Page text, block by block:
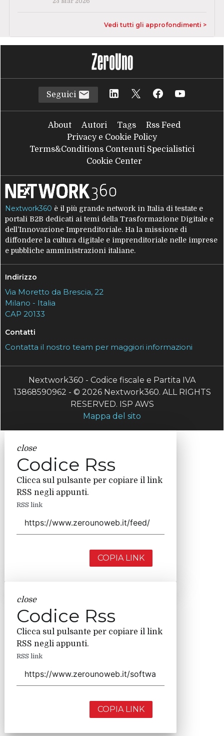
Vedi tutti gli approfondimenti >
Seguici
About Autori Tags
Rss Feed
Privacy e Cookie Policy
Terms&Conditions Contenuti Specialistici
Cookie Center
Nextwork360 è il più grande network in Italia di testate e
portali B2B dedicati ai temi della Trasformazione Digitale e
dell’Innovazione Imprenditoriale. Ha la missione di
diffondere la cultura digitale e imprenditoriale nelle imprese
e pubbliche amministrazioni italiane.
Indirizzo
Via Moretto da Brescia, 22
Milano - Italia
CAP 20133
Contatti
Contatta il nostro team per maggiori informazioni
Nextwork360 - Codice fiscale e Partita IVA
13868590962 - © 2026 Nextwork360. ALL RIGHTS
RESERVED. ISP AWS
Mappa del sito
close
Codice Rss
Clicca sul pulsante per copiare il link
RSS negli appunti.
RSS link
COPIA LINK
close
Codice Rss
Clicca sul pulsante per copiare il link
RSS negli appunti.
RSS link
COPIA LINK